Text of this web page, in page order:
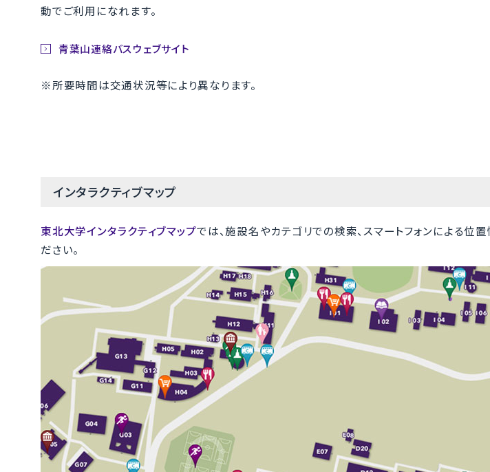
動でご利用になれます。
青葉山連絡バスウェブサイト
※所要時間は交通状況等により異なります。
インタラクティブマップ
東北大学インタラクティブマップでは、施設名やカテゴリでの検索、スマートフォンによる位
ださい。